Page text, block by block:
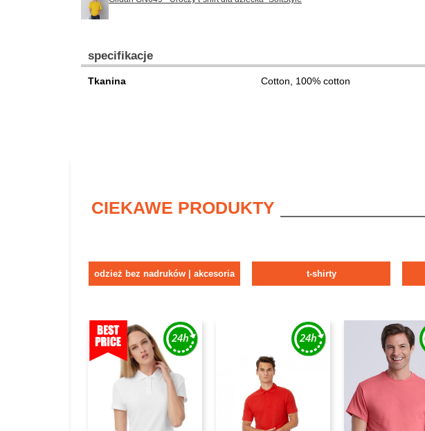
specifikacje
Tkanina Cotton, 100% cotton
CIEKAWE PRODUKTY
odzież bez nadruków | akcesoria t-shirty